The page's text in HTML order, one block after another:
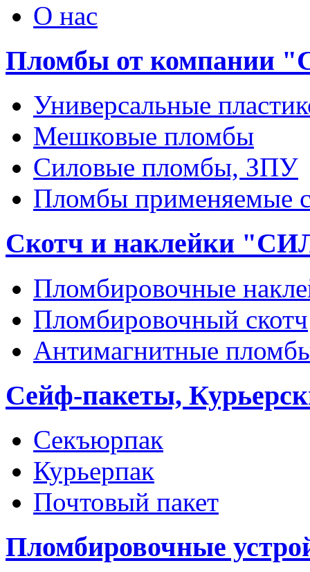
О нас
Пломбы от компании
Универсальные
Мешковые пломбы
Силовые пломбы, ЗПУ
Пломбы применяемые
Скотч и наклейки
Пломбировочные
Пломбировочный скотч
Антимагнитные
Сейф-пакеты,
Секъюрпак
Курьерпак
Почтовый пакет
Пломбировочные